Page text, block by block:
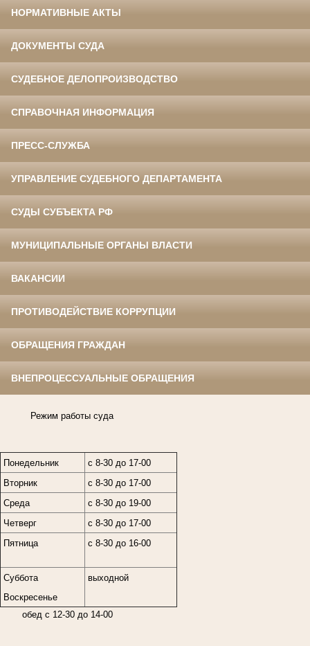
НОРМАТИВНЫЕ АКТЫ
ДОКУМЕНТЫ СУДА
СУДЕБНОЕ ДЕЛОПРОИЗВОДСТВО
СПРАВОЧНАЯ ИНФОРМАЦИЯ
ПРЕСС-СЛУЖБА
УПРАВЛЕНИЕ СУДЕБНОГО ДЕПАРТАМЕНТА
СУДЫ СУБЪЕКТА РФ
МУНИЦИПАЛЬНЫЕ ОРГАНЫ ВЛАСТИ
ВАКАНСИИ
ПРОТИВОДЕЙСТВИЕ КОРРУПЦИИ
ОБРАЩЕНИЯ ГРАЖДАН
ВНЕПРОЦЕССУАЛЬНЫЕ ОБРАЩЕНИЯ
Режим работы суда
Понедельник
с 8-30 до 17-00
Вторник
с 8-30 до 17-00
Среда
с 8-30 до 19-00
Четверг
с 8-30 до 17-00
Пятница
с 8-30 до 16-00
Суббота
Воскресенье
выходной
обед с 12-30 до 14-00